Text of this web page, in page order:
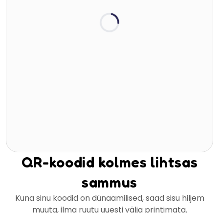
QR-koodid kolmes lihtsas
sammus
Kuna sinu koodid on dünaamilised, saad sisu hiljem
muuta, ilma ruutu uuesti välja printimata.